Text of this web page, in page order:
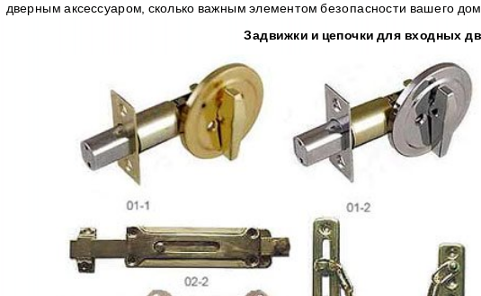
дверным аксессуаром, сколько важным элементом безопасности вашего
Задвижки и цепочки для входных